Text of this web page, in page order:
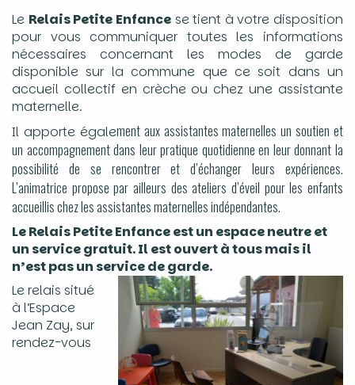
Le Relais Petite Enfancese tient à votre disposition
pour vous communiquer toutes les informations
nécessaires concernant les modes de garde
disponible sur la commune que ce soit dans un
accueil collectif en crèche ou chez une assistante
maternelle.
Il apporte également aux assistantes maternelles un soutien et
un accompagnement dans leur pratique quotidienne en leur donnant la
possibilité de se rencontrer et d’échanger leurs expériences.
L’animatrice propose par ailleurs des ateliers d’éveil pour les enfants
accueillis chez les assistantes maternelles indépendantes.
Le Relais Petite Enfance est un espace neutre et
un service gratuit.Il est ouvert à tous mais il
n’est pas un service de garde.
Le relais situé
à l’Espace
Jean Zay, sur
rendez-vous